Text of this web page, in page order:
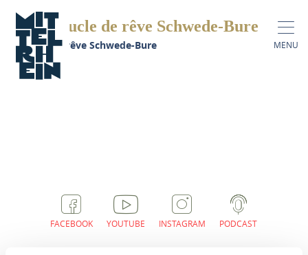
MENU
Boucle de rêve Schwede-Bure
Boucle de rêve Schwede-Bure
FACEBOOK YOUTUBE INSTAGRAM PODCAST